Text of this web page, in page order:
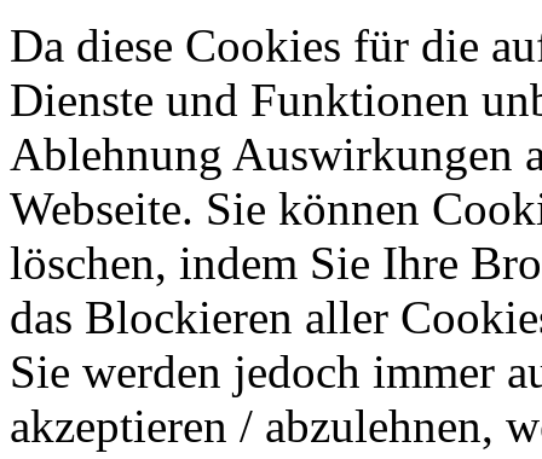
Da diese Cookies für die
Dienste und Funktionen
Ablehnung Auswirkungen
Webseite. Sie können
löschen, indem Sie Ihre
das Blockieren aller
Sie werden jedoch immer
akzeptieren / abzulehnen,